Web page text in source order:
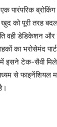
पारंपरिक
को पूरी तरह
वही डेडिकेशन
का भरोसेमंद
में इसने टेक-सैवी
से फाइनेंशियल